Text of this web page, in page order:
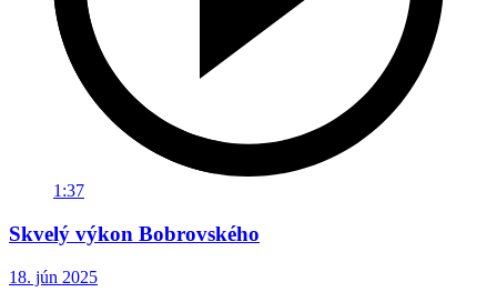
1:37
Skvelý výkon Bobrovského
18. jún 2025